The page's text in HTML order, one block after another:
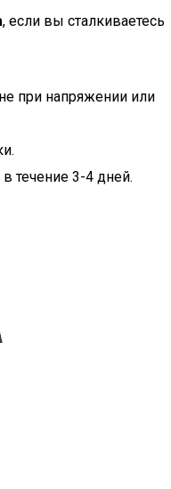
, если вы сталкиваетесь
при напряжении или
течение 3-4 дней.